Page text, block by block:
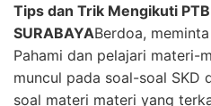
Tips dan Trik Mengikuti PTB
SURABAYABerdoa,
Pahami dan pelajari materi-
muncul pada soal-soal SKD
soal materi materi yang